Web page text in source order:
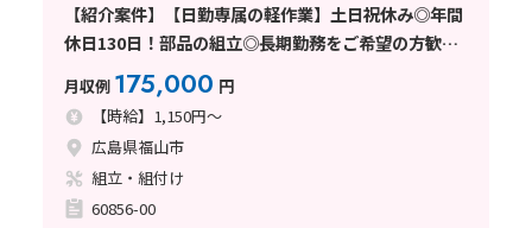
【紹介案件】【日勤専属の軽作業】土日祝休み◎年間
休日130日！部品の組立◎長期勤務をご希望の方歓迎
月収例 175,000 円
【時給】1,150円～
広島県福山市
組立・組付け
60856-00